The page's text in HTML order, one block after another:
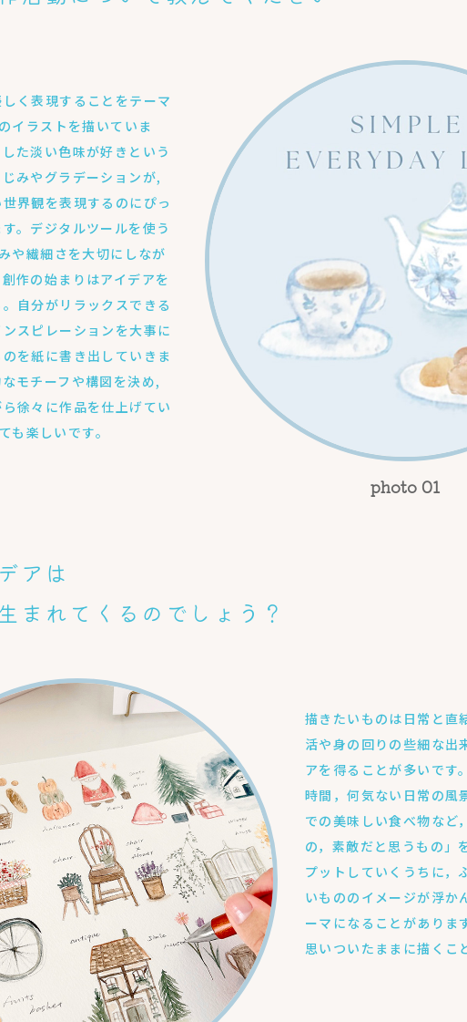
く表現することをテーマ
イラストを描いていま
た淡い色味が好きという
みやグラデーションが,
界観を表現するのにぴっ
。デジタルツールを使う
や繊細さを大切にしなが
作の始まりはアイデアを
自分がリラックスできる
スピレーションを大事に
を紙に書き出していきま
モチーフや構図を決め,
徐々に作品を仕上げてい
も楽しいです。
アは
まれてくるのでしょう？
描きたいものは日常と直
活や身の回りの些細な出
アを得ることが多いです
時間，何気ない日常の風
での美味しい食べ物など
の，素敵だと思うもの」
プットしていくうちに，
いもののイメージが浮か
ーマになることがありま
思いついたままに描くこ